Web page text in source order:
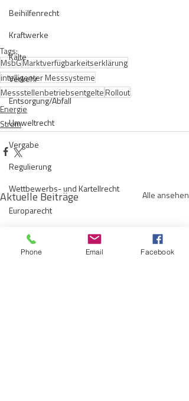
Beihilfenrecht
Kraftwerke
Kälte
Verkehr
Entsorgung/Abfall
Umweltrecht
Vergabe
Regulierung
Wettbewerbs- und Kartellrecht
Europarecht
Wirtschafts- und Handelsrecht
Kommunen
Tags:
MsbGMarktverfügbarkeitserklärung
intelligenter Messsysteme
MessstellenbetriebsentgelteRollout
Energie
Strom
Aktuelle Beiträge Alle ansehen
Phone Email Facebook